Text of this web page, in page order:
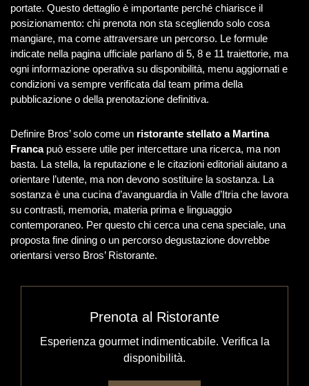
portate. Questo dettaglio è importante perché chiarisce il
posizionamento: chi prenota non sta scegliendo solo cosa
mangiare, ma come attraversare un percorso. Le formule
indicate nella pagina ufficiale parlano di 5, 8 e 11 traiettorie, ma
ogni informazione operativa su disponibilità, menu aggiornati e
condizioni va sempre verificata dal team prima della
pubblicazione o della prenotazione definitiva.
Definire Bros’ solo come un ristorante stellato a Martina
Francapuò essere utile per intercettare una ricerca, ma non
basta. La stella, la reputazione e le citazioni editoriali aiutano a
orientare l’utente, ma non devono sostituire la sostanza. La
sostanza è una cucina d’avanguardia in Valle d’Itria che lavora
su contrasti, memoria, materia prima e linguaggio
contemporaneo. Per questo chi cerca una cena speciale, una
proposta fine dining o un percorso degustazione dovrebbe
orientarsi verso Bros’ Ristorante.
Prenota al Ristorante
Esperienza gourmet indimenticabile. Verifica la
disponibilità.